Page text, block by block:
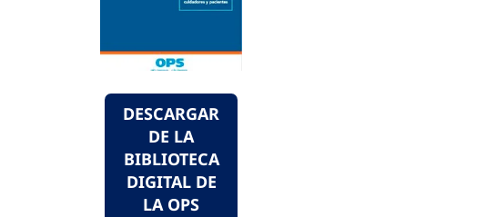
DESCARGAR
DE LA
BIBLIOTECA
DIGITAL DE
LA OPS